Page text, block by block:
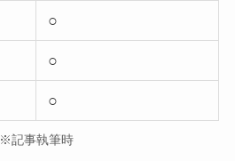
○
○
○
※記事執筆時